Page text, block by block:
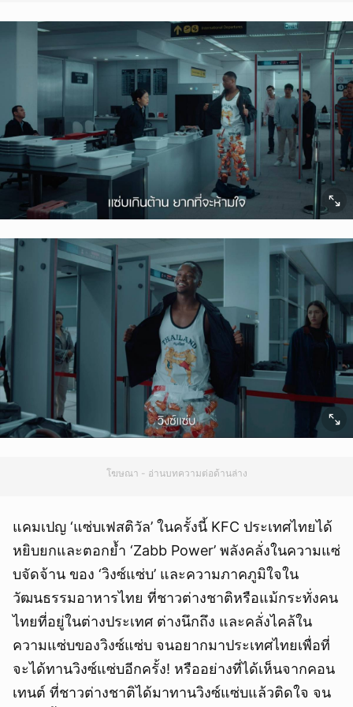
โฆษณา - อ่านบทความต่อด้านล่าง
แคมเปญ ‘แซ่บเฟสติวัล’ ในครั้งนี้ KFC ประเทศไทยได้
หยิบยกและตอกย้ำ ‘Zabb Power’ พลังคลั่งในความแซ่
บจัดจ้าน ของ ‘วิงซ์แซ่บ’ และความภาคภูมิใจใน
วัฒนธรรมอาหารไทย ที่ชาวต่างชาติหรือแม้กระทั่งคน
ไทยที่อยู่ในต่างประเทศ ต่างนึกถึง และคลั่งไคล้ใน
ความแซ่บของวิงซ์แซ่บ จนอยากมาประเทศไทยเพื่อที่
จะได้ทานวิงซ์แซ่บอีกครั้ง! หรืออย่างที่ได้เห็นจากคอน
เทนต์ ที่ชาวต่างชาติได้มาทานวิงซ์แซ่บแล้วติดใจ จน